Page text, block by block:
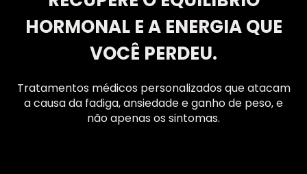
HORMONAL E A ENERGIA QUE
VOCÊ PERDEU.
Tratamentos médicos personalizados que atacam
a causa da fadiga, ansiedade e ganho de peso, e
não apenas os sintomas.